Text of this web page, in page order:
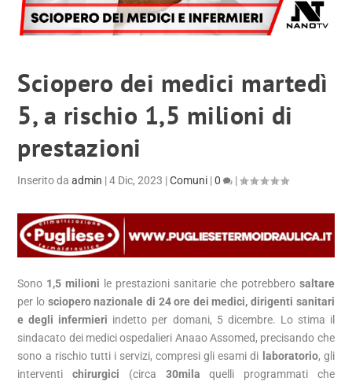
Sciopero dei medici martedì
5, a rischio 1,5 milioni di
prestazioni
Inserito daadmin |4 Dic, 2023 |Comuni |0 |
Sono 1,5 milioni le prestazioni sanitarie che potrebbero saltare
per lo sciopero nazionale di 24 ore dei medici, dirigenti sanitari
e degli infermieri indetto per domani, 5 dicembre. Lo stima il
sindacato dei medici ospedalieri Anaao Assomed, precisando che
sono a rischio tutti i servizi, compresi gli esami di laboratorio, gli
interventichirurgici (circa 30mila quelli programmati che